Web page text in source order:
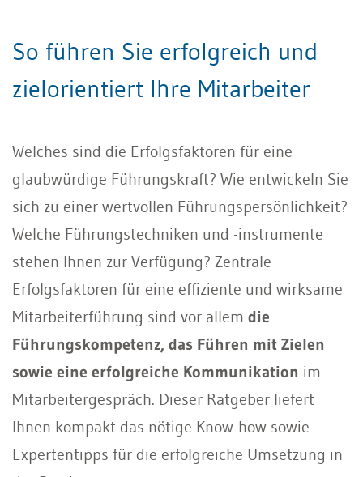
So führen Sie erfolgreich und
zielorientiert Ihre Mitarbeiter
Welches sind die Erfolgsfaktoren für eine
glaubwürdige Führungskraft? Wie entwickeln Sie
sich zu einer wertvollen Führungspersönlichkeit?
Welche Führungstechniken und -instrumente
stehen Ihnen zur Verfügung? Zentrale
Erfolgsfaktoren für eine effiziente und wirksame
Mitarbeiterführung sind vor allem die
Führungskompetenz, das Führen mit Zielen
sowie eine erfolgreiche Kommunikation im
Mitarbeitergespräch. Dieser Ratgeber liefert
Ihnen kompakt das nötige Know-how sowie
Expertentipps für die erfolgreiche Umsetzung in